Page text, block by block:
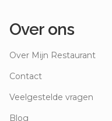
Over ons
Over Mijn Restaurant
Contact
Veelgestelde vragen
Blog